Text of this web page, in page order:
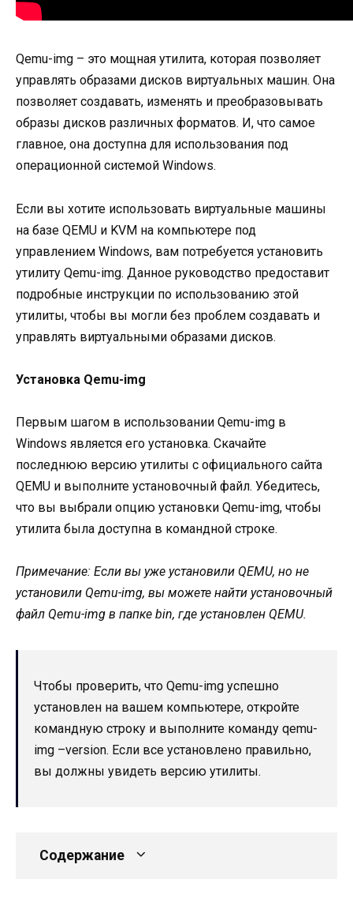
Qemu-img – это мощная утилита, которая позволяет
управлять образами дисков виртуальных машин. Она
позволяет создавать, изменять и преобразовывать
образы дисков различных форматов. И, что самое
главное, она доступна для использования под
операционной системой Windows.
Если вы хотите использовать виртуальные машины
на базе QEMU и KVM на компьютере под
управлением Windows, вам потребуется установить
утилиту Qemu-img. Данное руководство предоставит
подробные инструкции по использованию этой
утилиты, чтобы вы могли без проблем создавать и
управлять виртуальными образами дисков.
Установка Qemu-img
Первым шагом в использовании Qemu-img в
Windows является его установка. Скачайте
последнюю версию утилиты с официального сайта
QEMU и выполните установочный файл. Убедитесь,
что вы выбрали опцию установки Qemu-img, чтобы
утилита была доступна в командной строке.
Примечание: Если вы уже установили QEMU, но не
установили Qemu-img, вы можете найти установочный
файл Qemu-img в папке bin, где установлен QEMU.
Чтобы проверить, что Qemu-img успешно
установлен на вашем компьютере, откройте
командную строку и выполните команду qemu-
img –version. Если все установлено правильно,
вы должны увидеть версию утилиты.
Содержание